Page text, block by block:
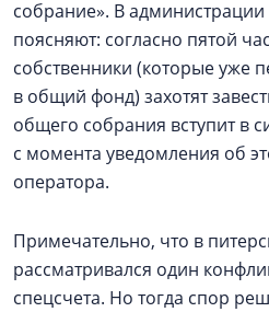
собрание». В
поясняют: согласно пятой
собственники (которые уже
в общий фонд) захотят
общего собрания вступит в
с момента уведомления об
оператора.
Примечательно, что в
рассматривался один
спецсчета. Но тогда спор